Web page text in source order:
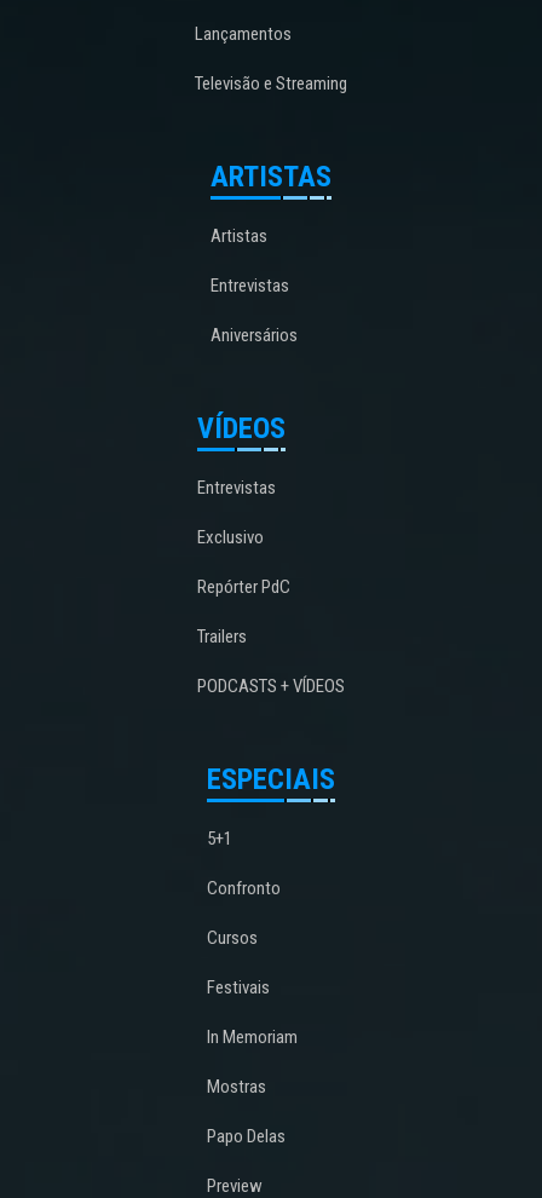
Lançamentos
Televisão e Streaming
ARTISTAS
Artistas
Entrevistas
Aniversários
VÍDEOS
Entrevistas
Exclusivo
Repórter PdC
Trailers
PODCASTS + VÍDEOS
ESPECIAIS
5+1
Confronto
Cursos
Festivais
In Memoriam
Mostras
Papo Delas
Preview